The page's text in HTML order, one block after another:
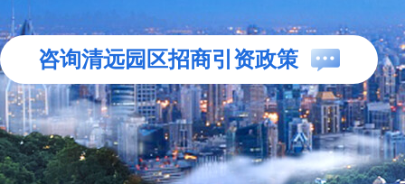
咨询清远园区招商引资政策